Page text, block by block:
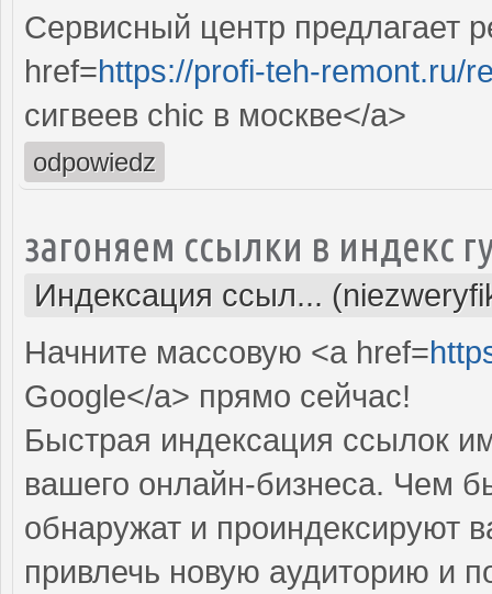
Сервисный центр предлагает
href=https://profi-teh-remont.ru/
сигвеев chic в москве</a>
odpowiedz
загоняем ссылки в индекс
Индексация ссыл...
Начните массовую <a href=
Google</a> прямо cейчас!
Быстрая индексация ссылок
вашего онлайн-бизнеса. Чем
обнаружат и проиндексируют
привлечь новую аудиторию и